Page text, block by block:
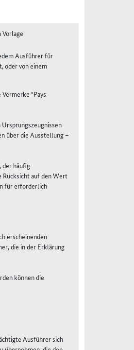
Ausführer für
oder von einem
"Pays
über die Ausstellung –
der häufig
Rücksicht auf den Wert
für erforderlich
erscheinenden
die in der Erklärung
können die
Ausführer sich